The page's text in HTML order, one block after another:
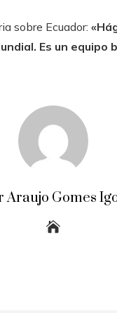
sobre Ecuador:
Es un equipo
Araujo Gomes